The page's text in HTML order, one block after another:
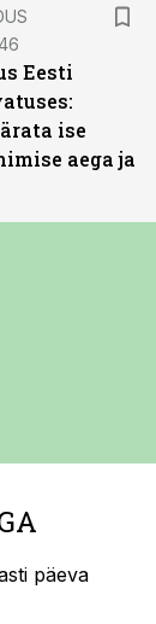
Eesti
ise
aega ja
päeva